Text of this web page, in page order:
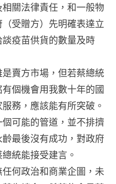
關法律責任，和一般物
受贈方）先明確表達立
疫苗供貨的數量及時
賣方市場，但若蔡總統
個機會用我數十年的國
務，應該能有所突破。
可能的管道，並不排擠
最後沒有成功，對政府
統能接受建言。
何政治和商業企圖，未